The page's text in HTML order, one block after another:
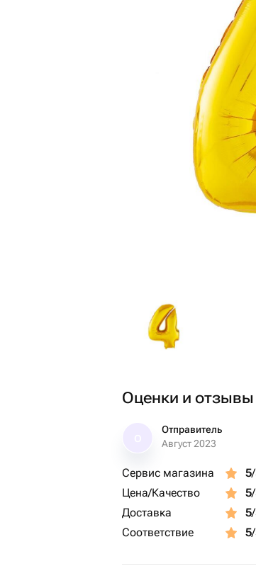
Оценки и отзывы
Отправитель
Август 2023
Сервис магазина 5
Цена/Качество
5
Доставка
5
Соответствие
5